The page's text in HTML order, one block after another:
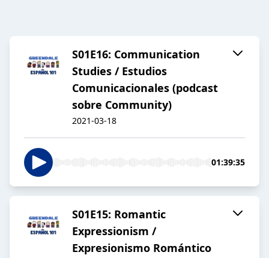
S01E16: Communication
Studies / Estudios
Comunicacionales (podcast
sobre Community)
2021-03-18
01:39:35
S01E15: Romantic
Expressionism /
Expresionismo Romántico